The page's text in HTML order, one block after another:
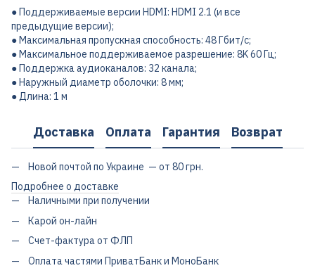
● Поддерживаемые версии HDMI: HDMI 2.1 (и все
предыдущие версии);
● Максимальная пропускная способность: 48 Гбит/с;
● Максимальное поддерживаемое разрешение: 8K 60 Гц;
● Поддержка аудиоканалов: 32 канала;
● Наружный диаметр оболочки: 8 мм;
● Длина: 1 м
Доставка Оплата Гарантия Возврат
Новой почтой по Украине — от 80 грн.
Подробнее о доставке
Наличными при получении
Карой он-лайн
Счет-фактура от ФЛП
Оплата частями ПриватБанк и МоноБанк